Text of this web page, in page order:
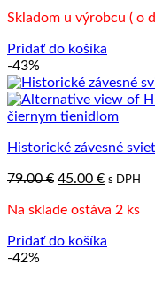
bola:
je:
Skladom u výrobcu ( o
Pridať do košíka
-43%
Historické závesné
79.00€ Pôvodná
bola:
45.00 €Aktuálna
je:
s DPH
Na sklade ostáva 2 ks
Pridať do košíka
-42%